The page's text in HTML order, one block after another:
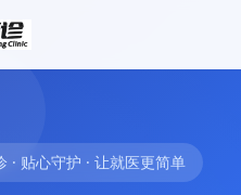
· 贴心守护 · 让就医更简单